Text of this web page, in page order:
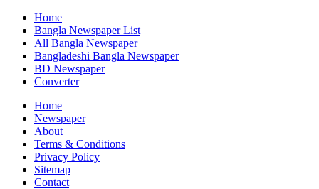
Skip
content
Home
Bangla Newspaper List
All Bangla Newspaper
Bangladeshi Bangla Newspaper
BD Newspaper
Converter
Home
Newspaper
About
Terms & Conditions
Privacy Policy
Sitemap
Contact